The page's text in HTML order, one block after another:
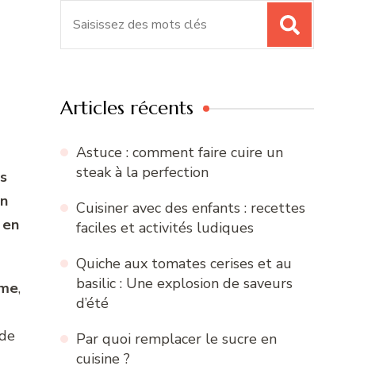
,
Articles récents
Astuce : comment faire cuire un
steak à la perfection
Cuisiner avec des enfants : recettes
faciles et activités ludiques
Quiche aux tomates cerises et au
basilic : Une explosion de saveurs
d’été
Par quoi remplacer le sucre en
cuisine ?